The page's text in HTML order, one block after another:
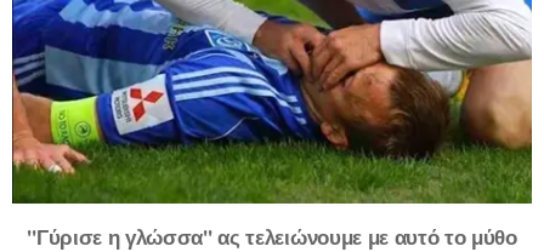
"Γύρισε η γλώσσα" ας τελειώνουμε με αυτό το μύθο